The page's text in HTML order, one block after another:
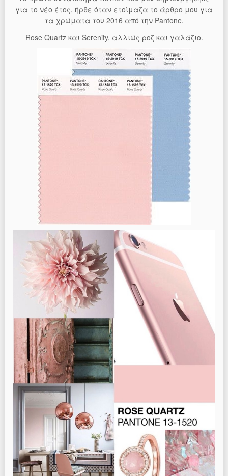
για το νέο έτος, ήρθε όταν ετοίμαζα το άρθρο μου για
τα χρώματα του 2016 από την Pantone.
Rose Quartz και Serenity, αλλιώς ροζ και γαλάζιο.